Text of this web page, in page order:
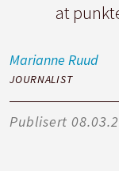
at
Marianne Ruud
JOURNALIST
Publisert